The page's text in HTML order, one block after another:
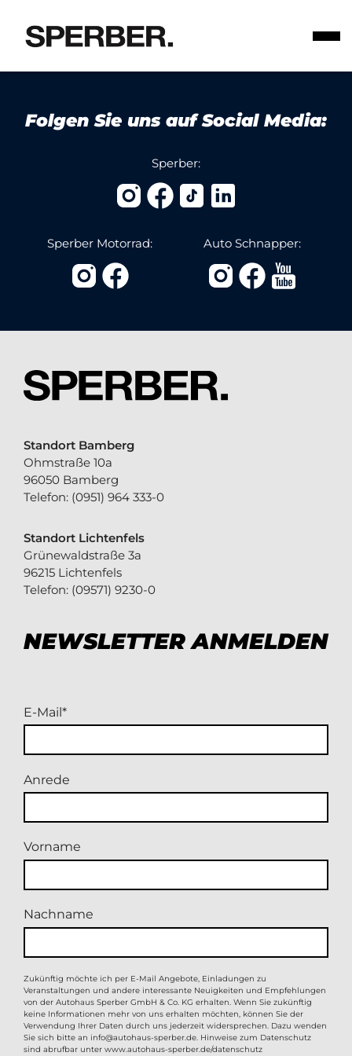
Folgen Sie uns auf Social Media:
Sperber:
Sperber Motorrad: Auto Schnapper:
Standort Bamberg
Ohmstraße 10a
96050 Bamberg
Telefon: (0951) 964 333-0
Standort Lichtenfels
Grünewaldstraße 3a
96215 Lichtenfels
Telefon: (09571) 9230-0
NEWSLETTER ANMELDEN
E-Mail
Anrede
Vorname
Nachname
Zukünftig möchte ich per E-Mail Angebote, Einladungen zu
Veranstaltungen und andere interessante Neuigkeiten und Empfehlungen
von der Autohaus Sperber GmbH & Co. KG erhalten. Wenn Sie zukünftig
keine Informationen mehr von uns erhalten möchten, können Sie der
Verwendung Ihrer Daten durch uns jederzeit widersprechen. Dazu wenden
Sie sich bitte an info@autohaus-sperber.de. Hinweise zum Datenschutz
sind abrufbar unter www.autohaus-sperber.de/datenschutz